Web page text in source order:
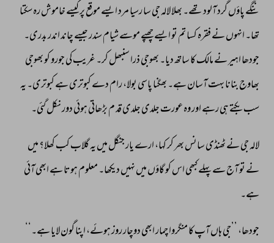
ننگے پاؤں گرد آلود تھے۔ بھلا لالہ جی سا رسیا مرد ایسے موقع پر کیسے خاموش رہ سکتا
تھا۔ انہوں نے فقرہ کسا تم تو ایسے چھپے موسے شیام سندر جیسے چاند اندر بدری۔
جودھا اہیر نے مالک کا ساتھ دیا۔ بھوجی ذرا سنبھل کر۔ غریب کی جورو کو بھوجی
بھاوج بنانا بہت آسان ہے۔ بھگنا پاسی بولا، رام دے کبوتری ہے کبوتری۔ یہ
سب بکتے ہی رہے اور وہ عورت جلدی جلدی قد م بڑھاتی ہوئی دور نکل گئی۔
لالہ جی نے ٹھنڈی سانس بھر کر کہا، ارے یار جنگل میں یہ گلاب کب کھلا؟ میں
نے تو آج سے پہلے کبھی اس کو گاؤں میں نہیں دیکھا۔ معلوم ہوتا ہے ابھی آئی
ہے۔
جودھا، ’’جی ہاں آپ کا منگروا چمار ابھی دوچار روز ہوئے، اپنا گون لایا ہے۔‘‘